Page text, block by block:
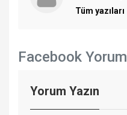
Tüm yazıları
Facebook Yorum
Yorum Yazın